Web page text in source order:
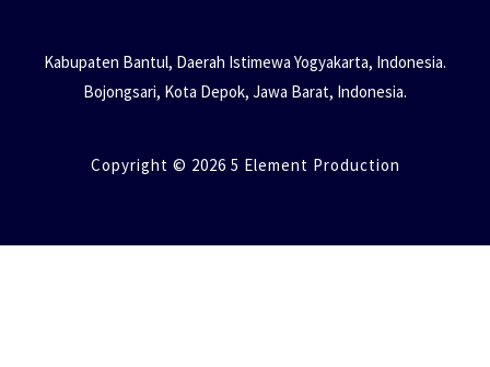
Kabupaten Bantul, Daerah Istimewa Yogyakarta, Indonesia.
Bojongsari, Kota Depok, Jawa Barat, Indonesia.
Copyright © 2026 5 Element Production